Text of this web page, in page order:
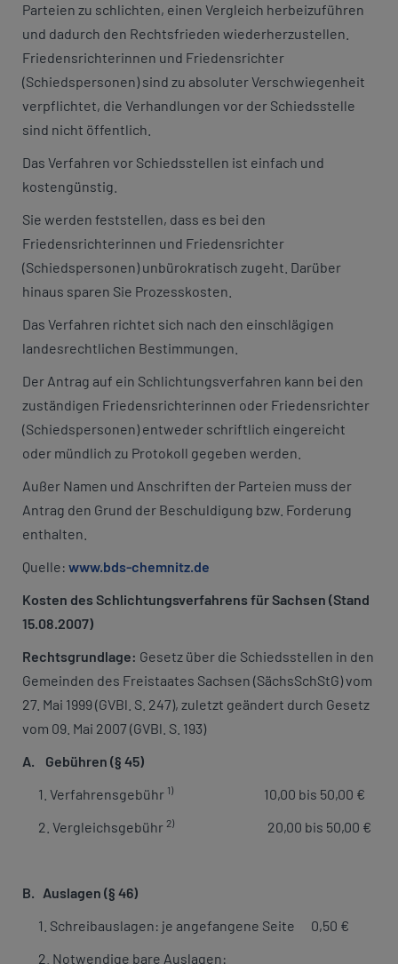
Parteien zu schlichten, einen Vergleich herbeizuführen
und dadurch den Rechtsfrieden wiederherzustellen.
Friedensrichterinnen und Friedensrichter
(Schiedspersonen) sind zu absoluter Verschwiegenheit
verpflichtet, die Verhandlungen vor der Schiedsstelle
sind nicht öffentlich.
Das Verfahren vor Schiedsstellen ist einfach und
kostengünstig.
Sie werden feststellen, dass es bei den
Friedensrichterinnen und Friedensrichter
(Schiedspersonen) unbürokratisch zugeht. Darüber
hinaus sparen Sie Prozesskosten.
Das Verfahren richtet sich nach den einschlägigen
landesrechtlichen Bestimmungen.
Der Antrag auf ein Schlichtungsverfahren kann bei den
zuständigen Friedensrichterinnen oder Friedensrichter
(Schiedspersonen) entweder schriftlich eingereicht
oder mündlich zu Protokoll gegeben werden.
Außer Namen und Anschriften der Parteien muss der
Antrag den Grund der Beschuldigung bzw. Forderung
enthalten.
Quelle: www.bds-chemnitz.de
Kosten des Schlichtungsverfahrens für Sachsen (Stand
15.08.2007)
Rechtsgrundlage: Gesetz über die Schiedsstellen in den
Gemeinden des Freistaates Sachsen (SächsSchStG) vom
27. Mai 1999 (GVBl. S. 247), zuletzt geändert durch Gesetz
vom 09. Mai 2007 (GVBl. S. 193)
A. Gebühren (§ 45)
1. Verfahrensgebühr 1)
10,00 bis 50,00 €
2. Vergleichsgebühr 2) 20,00 bis 50,00 €
B. Auslagen (§ 46)
1. Schreibauslagen: je angefangene Seite 0,50 €
2. Notwendige bare Auslagen: